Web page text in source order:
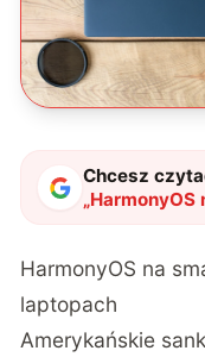
Chcesz
„
Huawei ma
HarmonyOS na
laptopach
Amerykańskie